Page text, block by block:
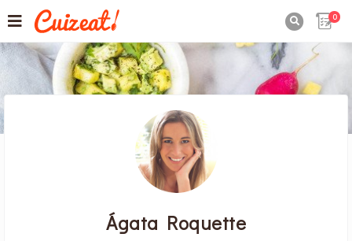
0
Ágata Roquette